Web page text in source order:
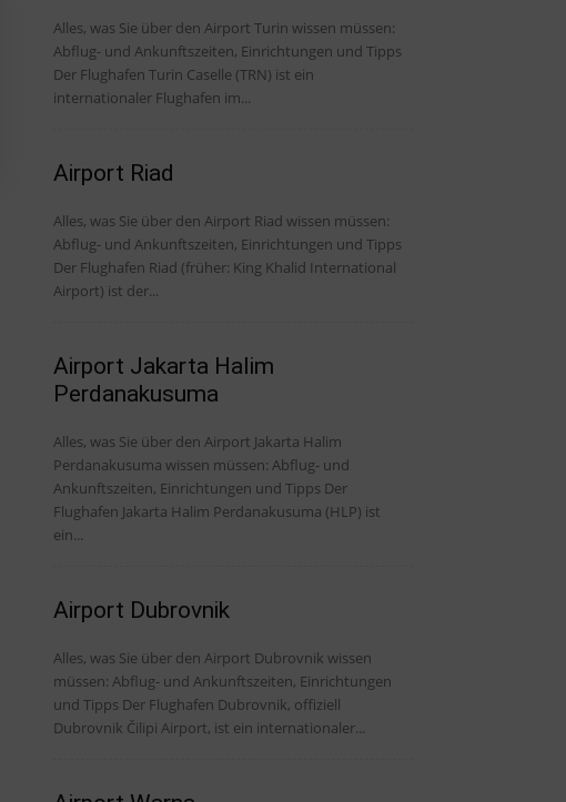
Alles, was Sie über den Airport Turin wissen müssen:
Abflug- und Ankunftszeiten, Einrichtungen und Tipps
Der Flughafen Turin Caselle (TRN) ist ein
internationaler Flughafen im...
Airport Riad
Alles, was Sie über den Airport Riad wissen müssen:
Abflug- und Ankunftszeiten, Einrichtungen und Tipps
Der Flughafen Riad (früher: King Khalid International
Airport) ist der...
Airport Jakarta Halim
Perdanakusuma
Alles, was Sie über den Airport Jakarta Halim
Perdanakusuma wissen müssen: Abflug- und
Ankunftszeiten, Einrichtungen und Tipps Der
Flughafen Jakarta Halim Perdanakusuma (HLP) ist
ein...
Airport Dubrovnik
Alles, was Sie über den Airport Dubrovnik wissen
müssen: Abflug- und Ankunftszeiten, Einrichtungen
und Tipps Der Flughafen Dubrovnik, offiziell
Dubrovnik Čilipi Airport, ist ein internationaler...